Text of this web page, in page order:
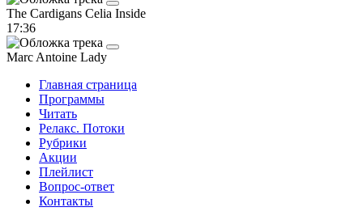
The Cardigans Celia Inside
17:36
Marc Antoine Lady
Главная страница
Программы
Читать
Релакс. Потоки
Рубрики
Акции
Плейлист
Вопрос-ответ
Контакты